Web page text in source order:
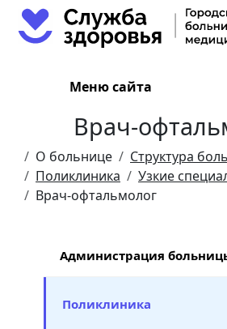
Меню сайта
Врач-
О больнице
Структура
Поликлиника
Узкие
Врач-офтальмолог
Администрация
Поликлиника